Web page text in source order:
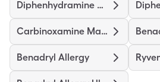
Diphenhydramine Hcl
Carbinoxamine Maleate
Benadryl Allergy